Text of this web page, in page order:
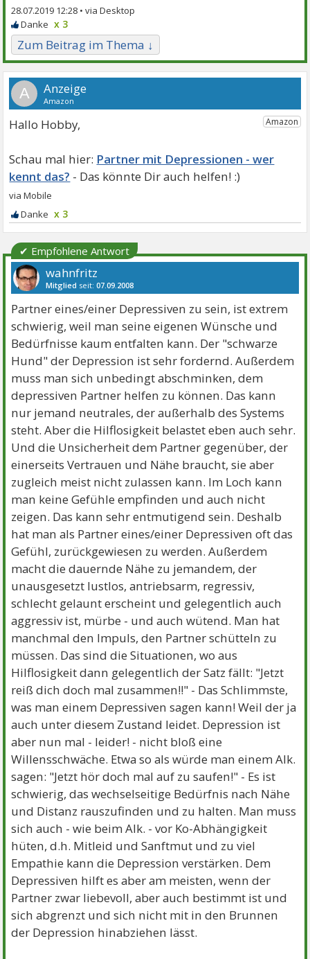
28.07.2019 12:28 •
x 3
Zum Beitrag im Thema ↓
A
Hallo Hobby,
Partner mit Depressionen - wer
kennt das?
x 3
✔ Empfohlene Antwort
wahnfritz
Mitglied seit:07.09.2008
Partner eines/einer Depressiven zu sein, ist extrem
schwierig, weil man seine eigenen Wünsche und
Bedürfnisse kaum entfalten kann. Der "schwarze
Hund" der Depression ist sehr fordernd. Außerdem
muss man sich unbedingt abschminken, dem
depressiven Partner helfen zu können. Das kann
nur jemand neutrales, der außerhalb des Systems
steht. Aber die Hilflosigkeit belastet eben auch sehr.
Und die Unsicherheit dem Partner gegenüber, der
einerseits Vertrauen und Nähe braucht, sie aber
zugleich meist nicht zulassen kann. Im Loch kann
man keine Gefühle empfinden und auch nicht
zeigen. Das kann sehr entmutigend sein. Deshalb
hat man als Partner eines/einer Depressiven oft das
Gefühl, zurückgewiesen zu werden. Außerdem
macht die dauernde Nähe zu jemandem, der
unausgesetzt lustlos, antriebsarm, regressiv,
schlecht gelaunt erscheint und gelegentlich auch
aggressiv ist, mürbe - und auch wütend. Man hat
manchmal den Impuls, den Partner schütteln zu
müssen. Das sind die Situationen, wo aus
Hilflosigkeit dann gelegentlich der Satz fällt: "Jetzt
reiß dich doch mal zusammen!!" - Das Schlimmste,
was man einem Depressiven sagen kann! Weil der ja
auch unter diesem Zustand leidet. Depression ist
aber nun mal - leider! - nicht bloß eine
Willensschwäche. Etwa so als würde man einem Alk.
sagen: "Jetzt hör doch mal auf zu saufen!" - Es ist
schwierig, das wechselseitige Bedürfnis nach Nähe
und Distanz rauszufinden und zu halten. Man muss
sich auch - wie beim Alk. - vor Ko-Abhängigkeit
hüten, d.h. Mitleid und Sanftmut und zu viel
Empathie kann die Depression verstärken. Dem
Depressiven hilft es aber am meisten, wenn der
Partner zwar liebevoll, aber auch bestimmt ist und
sich abgrenzt und sich nicht mit in den Brunnen
der Depression hinabziehen lässt.